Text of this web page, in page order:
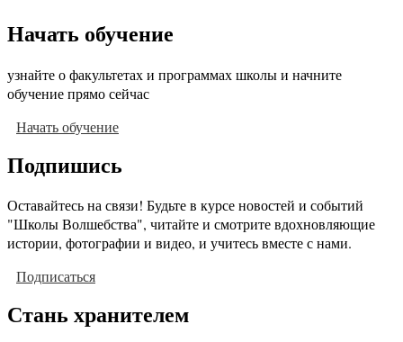
Начать обучение
узнайте о факультетах и программах школы и начните
обучение прямо сейчас
Начать обучение
Подпишись
Оставайтесь на связи! Будьте в курсе новостей и событий
"Школы Волшебства", читайте и смотрите вдохновляющие
истории, фотографии и видео, и учитесь вместе с нами.
Подписаться
Стань хранителем